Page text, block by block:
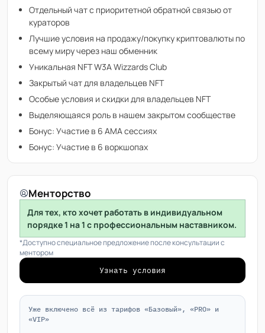
Отдельный чат с приоритетной обратной связью от
кураторов
Лучшие условия на продажу/покупку криптовалюты по
всему миру через наш обменник
Уникальная NFT W3A Wizzards Club
Закрытый чат для владельцев NFT
Особые условия и скидки для владельцев NFT
Выделяющаяся роль в нашем закрытом сообществе
Бонус: Участие в 6 АМА сессиях
Бонус: Участие в 6 воркшопах
Менторство
Для тех, кто хочет работать в индивидуальном
порядке 1 на 1 с профессиональным наставником.
*Доступно специальное предложение после консультации с
ментором
Узнать условия
Уже включено всё из тарифов «Базовый», «PRO» и
«VIP»